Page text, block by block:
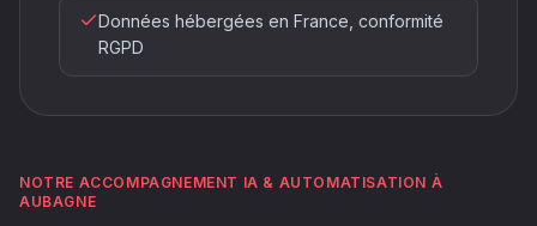
Données hébergées en France, conformité
RGPD
NOTRE ACCOMPAGNEMENT IA & AUTOMATISATION À
AUBAGNE